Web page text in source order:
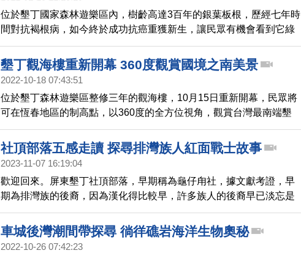
位於墾丁國家森林遊樂區內，樹齡高達3百年的銀葉板根，歷經七年時
間對抗褐根病，如今終於成功抗癌重獲新生，讓民眾有機會看到它綠
意盎然的樣貌。
墾丁觀海樓重新開幕 360度觀賞國境之南美景
2022-10-18 07:43:51
位於墾丁森林遊樂區整修三年的觀海樓，10月15日重新開幕，民眾將
可在恆春地區的制高點，以360度的全方位視角，觀賞台灣最南端墾
丁的美景，悠閒賞景的同時還能品嘗美食。
社頂部落五感走讀 探尋排灣族人紅面戰士故事
2023-11-07 16:19:04
歡迎回來。屏東墾丁社頂部落，早期稱為龜仔甪社，據文獻考證，早
期為排灣族的後裔，因為漢化得比較早，許多族人的後裔早已淡忘是
原住民的身分，近來為爭取正名恢復身分，並推動當地排灣族文化復
興，舉辦部落五感走讀的遊程，透過鏡頭一起去了解。
車城後灣潮間帶探尋 徜徉礁岩海洋生物奧秘
2022-10-26 07:42:23